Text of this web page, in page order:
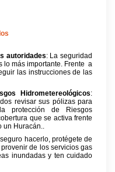
autoridades: La seguridad
más importante. Frente a
las instrucciones de las
Hidrometereológicos:
revisar sus pólizas para
protección de Riesgos
que se activa frente
un Huracán..
hacerlo, protégete de
de los servicios gas
inundadas y ten cuidado